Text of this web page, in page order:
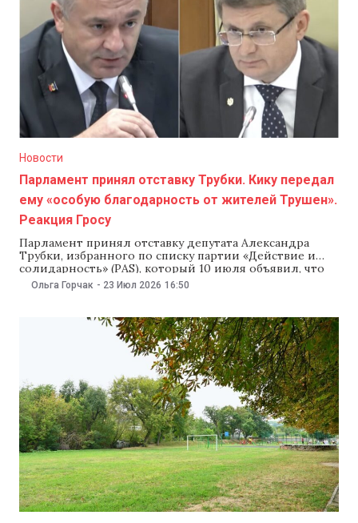
Новости
Парламент принял отставку Трубки. Кику передал
ему «особую благодарность от жителей Трушен».
Реакция Гросу
Парламент принял отставку депутата Александра
Трубки, избранного по списку партии «Действие и
солидарность» (PAS), который 10 июля объявил, что
сдает мандат из-за скандала вокруг его инвестиций в
недвижимость в коммуне Трушены. Перед принятием
его парламентскую деятельность и передал «особую
благодарность от жителей Трушен
Ольга Горчак - 23 Июл 2026 16:50